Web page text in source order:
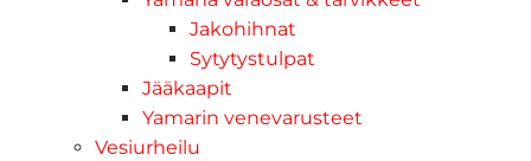
Jakohihnat
Sytytystulpat
Jääkaapit
Yamarin venevarusteet
Vesiurheilu